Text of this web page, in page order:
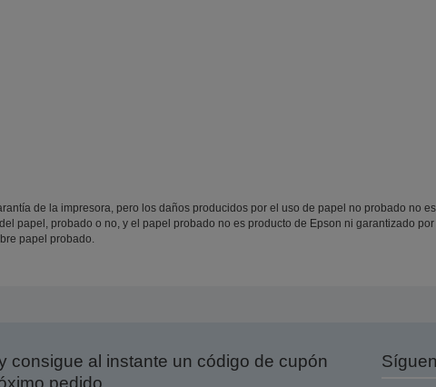
de la impresora, pero los daños producidos por el uso de papel no probado no
papel, probado o no, y el papel probado no es producto de Epson ni garantizado
papel probado.
consigue al instante un código de cupón
pedido.